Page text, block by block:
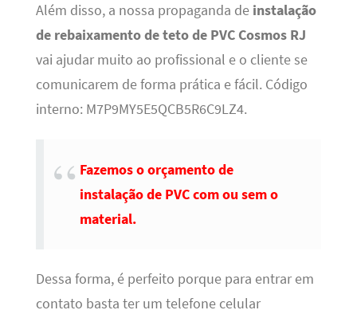
Além disso, a nossa propaganda de instalação
de rebaixamento de teto de PVC Cosmos RJ
vai ajudar muito ao profissional e o cliente se
comunicarem de forma prática e fácil. Código
interno: M7P9MY5E5QCB5R6C9LZ4.
Fazemos o orçamento de
instalação de PVC com ou sem o
material.
Dessa forma, é perfeito porque para entrar em
contato basta ter um telefone celular